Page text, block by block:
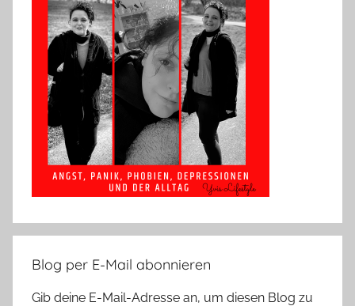
Blog per E-Mail abonnieren
Gib deine E-Mail-Adresse an, um diesen Blog zu